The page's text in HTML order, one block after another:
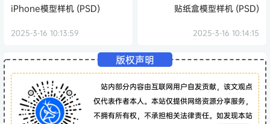
iPhone模型样机 (PSD)
2025-3-16 10:13:59
贴纸盒模型样机 (PSD)
2025-3-16 10:14:15
版权声明
站内部分内容由互联网用户自发贡献，该文观点
仅代表作者本人。本站仅提供网络资源分享服务，
不拥有所有权，不承担相关法律责任。如发现本站